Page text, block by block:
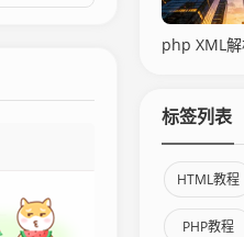
标签列表
HTML教程
PHP教程